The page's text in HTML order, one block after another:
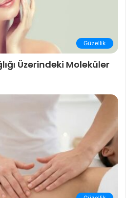
Güzellik
Üzerindeki Moleküler